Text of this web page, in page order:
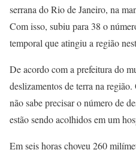
serrana do Rio de Janeiro, na
Com isso, subiu para 38 o
temporal que atingiu a região
De acordo com a prefeitura do
deslizamentos de terra na
não sabe precisar o número de
estão sendo acolhidos em um
Em seis horas choveu 260